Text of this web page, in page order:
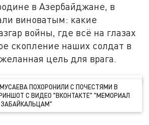
в Азербайджане, в
виноватым: какие
войны, где всё на глазах
скопление наших солдат в
цель для врага.
ПОХОРОНИЛИ С ПОЧЕСТЯМИ В
С ВИДЕО "ВКОНТАКТЕ" "МЕМОРИАЛ